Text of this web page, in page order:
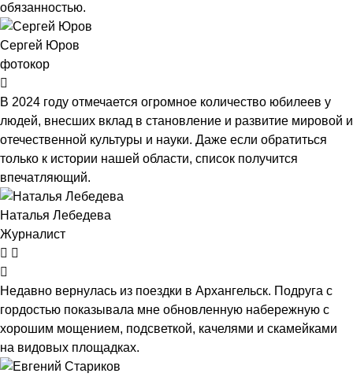
обязанностью.
Сергей Юров
фотокор
В 2024 году отмечается огромное количество юбилеев у
людей, внесших вклад в становление и развитие мировой и
отечественной культуры и науки. Даже если обратиться
только к истории нашей области, список получится
впечатляющий.
Наталья Лебедева
Журналист
Недавно вернулась из поездки в Архангельск. Подруга с
гордостью показывала мне обновленную набережную с
хорошим мощением, подсветкой, качелями и скамейками
на видовых площадках.